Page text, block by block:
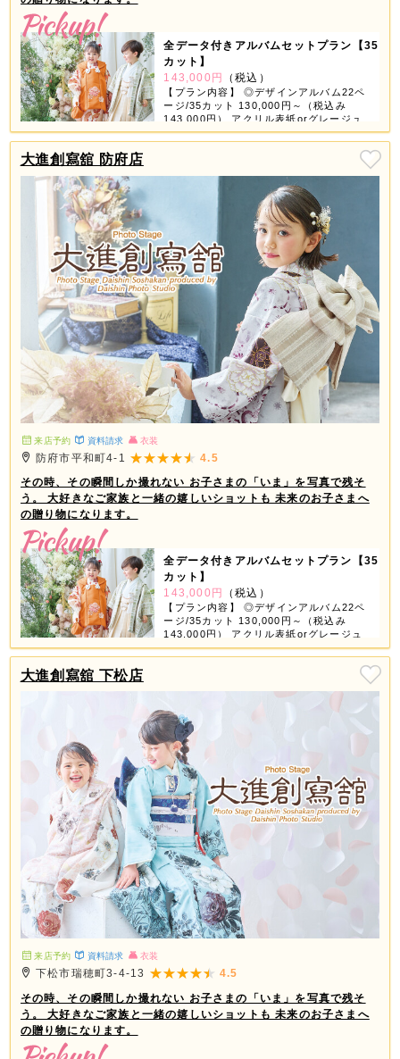
全データ付きアルバムセットプラン【35
カット】
143,000円
（税込）
【プラン内容】 ◎デザインアルバム22ペ
ージ/35カット 130,000円～（税込み
143,000円） アクリル表紙orグレージュ
表紙orちりめん表紙が選べちゃう！ 【デ
ータ】 ◎スマホ対応USB 撮影全データ
付き 【商品グッズ】 ◎6つの中から3つ選
フレーム（大・小2個） ③ホワイトフレー
ム（4コマ） ④フォトブロック（4個） ⑤
タテフレーム（大・小2個） ⑥A3プリン
ト 2ページ3カット追加で11,000円（税込
み12,100円） ※全データ付きアルバムセ
ットはお一人様写し対象です。
大進創寫舘 防府店
来店予約 資料請求 衣装
防府市平和町4-1
4.5
その時、その瞬間しか撮れない お子さまの「いま」を写真で残そ
う。 大好きなご家族と一緒の嬉しいショットも 未来のお子さまへ
の贈り物になります。
全データ付きアルバムセットプラン【35
カット】
143,000円
（税込）
【プラン内容】 ◎デザインアルバム22ペ
ージ/35カット 130,000円～（税込み
143,000円） アクリル表紙orグレージュ
表紙orちりめん表紙が選べちゃう！ 【デ
ータ】 ◎スマホ対応USB 撮影全データ
付き 【商品グッズ】 ◎6つの中から3つ選
フレーム（大・小2個） ③ホワイトフレー
ム（4コマ） ④フォトブロック（4個） ⑤
タテフレーム（大・小2個） ⑥A3プリン
ト 2ページ3カット追加で11,000円（税込
み12,100円） ※全データ付きアルバムセ
ットはお一人様写し対象です。
大進創寫舘 下松店
来店予約 資料請求 衣装
下松市瑞穂町3-4-13
4.5
その時、その瞬間しか撮れない お子さまの「いま」を写真で残そ
う。 大好きなご家族と一緒の嬉しいショットも 未来のお子さまへ
の贈り物になります。